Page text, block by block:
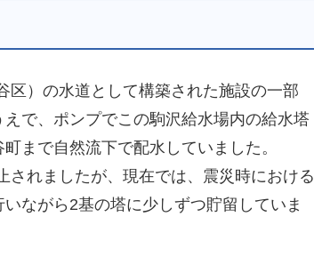
区）の水道として構築された施設の一部
で、ポンプでこの駒沢給水場内の給水塔
まで自然流下で配水していました。
れましたが、現在では、震災時における
ながら2基の塔に少しずつ貯留していま